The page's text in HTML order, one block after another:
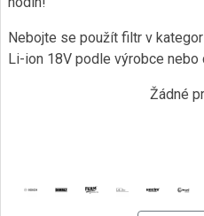
Nebojte se použít filtr v
Li-ion 18V podle výrobce nebo
Žádné